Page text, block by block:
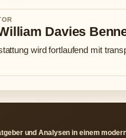
Davies
wird fortlaufend mit
und Analysen in einem